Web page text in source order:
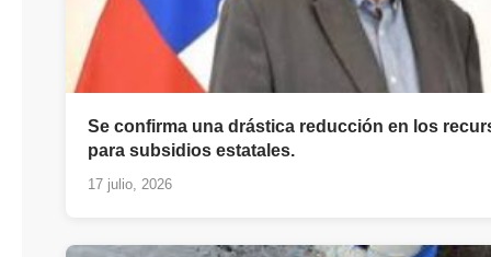
Se confirma una drástica reducción en los
para subsidios estatales.
17 julio, 2026